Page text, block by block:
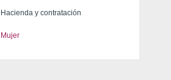
Hacienda y contratación
Mujer